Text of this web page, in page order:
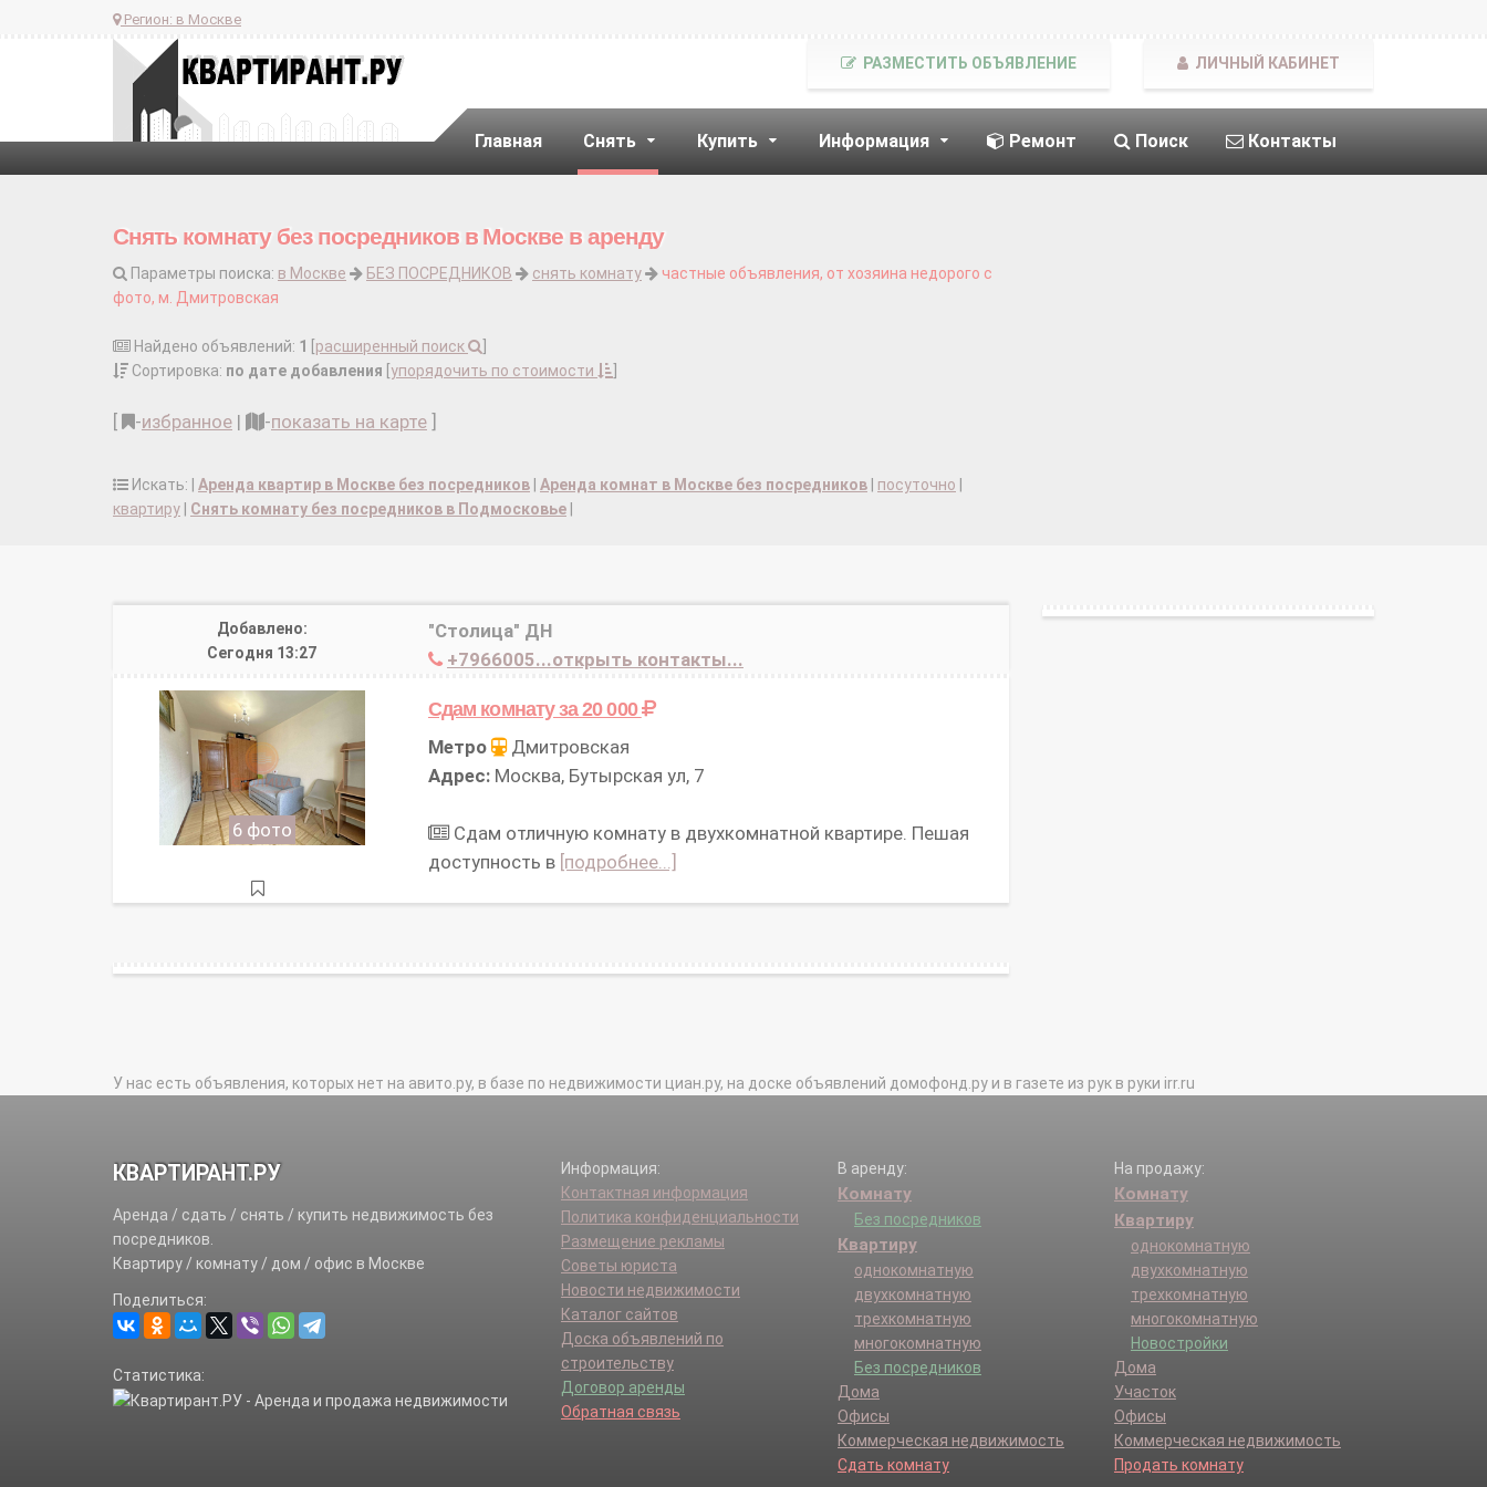
Регион: в Москве
Главная Снять Купить Информация Ремонт Поиск Контакты
РАЗМЕСТИТЬ ОБЪЯВЛЕНИЕ ЛИЧНЫЙ КАБИНЕТ
Снять комнату без посредников в Москве в аренду
Параметры поиска: в Москве БЕЗ ПОСРЕДНИКОВ снять комнату
частные объявления, от хозяина недорого с
фото, м. Дмитровская
Найдено объявлений: 1 расширенный поиск
Сортировка: по дате добавления упорядочить по стоимости
-избранное | -показать на карте
Искать: | Аренда квартир в Москве без посредников Аренда комнат в Москве без посредников посуточно
квартиру
Снять комнату без посредников в Подмосковье
Добавлено:
Сегодня 13:27
"Столица" ДН
+7966005...открыть контакты...
6 фото
Сдам комнатуза 20 000
Метро
Дмитровская
Адрес:Москва, Бутырская ул, 7
Сдам отличную комнату в двухкомнатной квартире. Пешая
доступность в [подробнее...]
У нас есть объявления, которых нет на авито.ру, в базе по недвижимости циан.ру, на доске объявлений домофонд.ру и в газете из рук в руки irr.ru
КВАРТИРАНТ.РУ
Аренда / сдать / снять / купить недвижимость без
посредников.
Квартиру / комнату / дом / офис в Москве
Поделиться:
Статистика:
Информация:
Контактная информация
Политика конфиденциальности
Размещение рекламы
Советы юриста
Новости недвижимости
Каталог сайтов
Доска объявлений по
строительству
Договор аренды
Обратная связь
В аренду:
Комнату
Без посредников
Квартиру
однокомнатную
двухкомнатную
трехкомнатную
многокомнатную
Без посредников
Дома
Офисы
Коммерческая недвижимость
Сдать комнату
На продажу:
Комнату
Квартиру
однокомнатную
двухкомнатную
трехкомнатную
многокомнатную
Новостройки
Дома
Участок
Офисы
Коммерческая недвижимость
Продать комнату